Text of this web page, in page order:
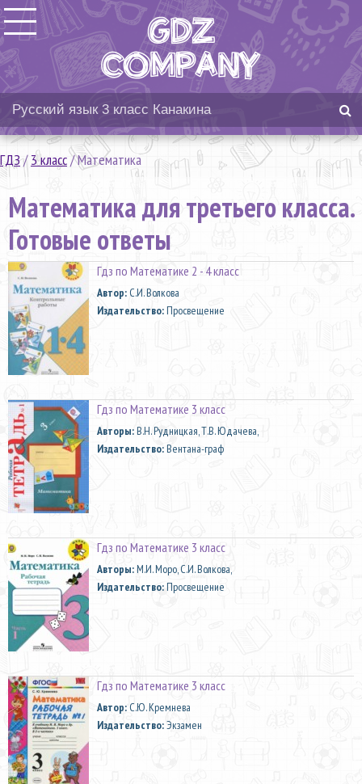
ГДЗ/3 класс/Математика
Математика для третьего класса.
Готовые ответы
Гдз по Математике 2 - 4 класс
Автор: С.И. Волкова
Издательство:Просвещение
Гдз по Математике 3 класс
Aвторы:В.Н. Рудницкая, Т.В. Юдачева,
Издательство:Вентана-граф
Гдз по Математике 3 класс
Aвторы:М.И. Моро, С.И. Волкова,
Издательство:Просвещение
Гдз по Математике 3 класс
Автор: С.Ю. Кремнева
Издательство:Экзамен